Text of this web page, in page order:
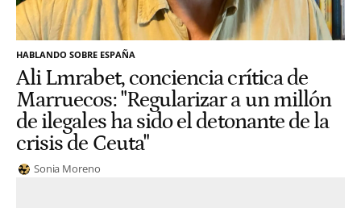
HABLANDO SOBRE ESPAÑA
Ali Lmrabet, conciencia crítica de
Marruecos: "Regularizar a un millón
de ilegales ha sido el detonante de la
crisis de Ceuta"
Sonia Moreno